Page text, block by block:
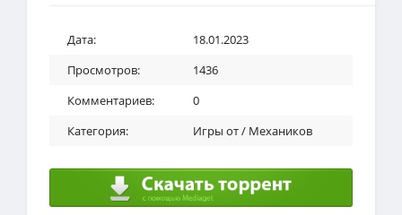
Дата:
18.01.2023
Просмотров:
1436
Комментариев:
0
Категория:
Игры от / Механиков